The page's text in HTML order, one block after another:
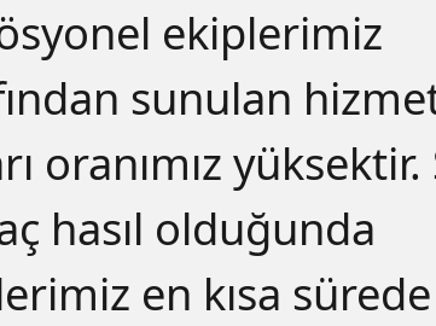
ekiplerimiz
sunulan
oranımız yüksektir.
hasıl olduğunda
en kısa